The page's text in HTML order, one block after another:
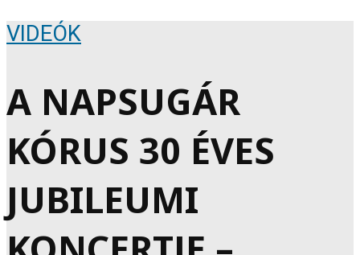
VIDEÓK
A NAPSUGÁR
KÓRUS 30 ÉVES
JUBILEUMI